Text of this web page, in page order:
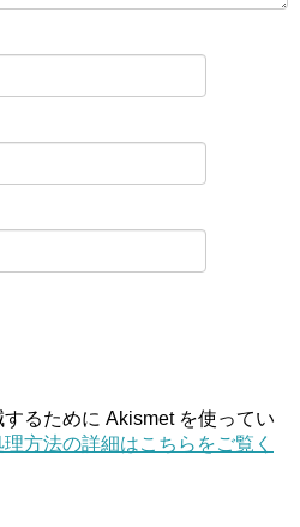
るために Akismet を使ってい
方法の詳細はこちらをご覧く